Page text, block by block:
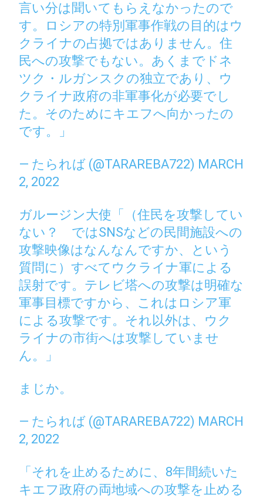
言い分は聞いてもらえなかったので
す。ロシアの特別軍事作戦の目的はウ
クライナの占拠ではありません。住
民への攻撃でもない。あくまでドネ
ツク・ルガンスクの独立であり、ウ
クライナ政府の非軍事化が必要でし
た。そのためにキエフへ向かったの
です。」
— たられば (@TARAREBA722) MARCH
2, 2022
ガルージン大使「（住民を攻撃してい
ない？ ではSNSなどの民間施設への
攻撃映像はなんなんですか、という
質問に）すべてウクライナ軍による
誤射です。テレビ塔への攻撃は明確な
軍事目標ですから、これはロシア軍
による攻撃です。それ以外は、ウク
ライナの市街へは攻撃していませ
ん。」
まじか。
— たられば (@TARAREBA722) MARCH
2, 2022
「それを止めるために、8年間続いた
キエフ政府の両地域への攻撃を止める